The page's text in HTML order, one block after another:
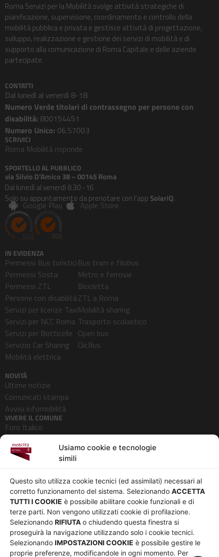
Usiamo cookie e tecnologie
simili
Questo sito utilizza cookie tecnici (ed assimilati) necessari al
corretto funzionamento del sistema. Selezionando ACCETTA
TUTTI I COOKIE è possibile abilitare cookie funzionali e di
terze parti. Non vengono utilizzati cookie di profilazione.
Selezionando RIFIUTA o chiudendo questa finestra si
proseguirà la navigazione utilizzando solo i cookie tecnici.
Selezionando IMPOSTAZIONI COOKIE è possibile gestire le
proprie preferenze, modificandole in ogni momento. Per
Roma Servizi per la Mobilità svolge attività strategiche di
pianificazione, supervisione, coordinamento e controllo della
mobilità pubblica e privata e gestisce attività di progettazione,
sviluppo, realizzazione e gestione dei servizi di mobilità e di
supporto alla comunicazione di Roma Capitale e delle aziende
partecipate.
CONTATTI
Dal lunedì al venerdì 8-18
Numero Verde titolari di contrassegno per persone con
disabilità: 800154451
Numero Unico: 06.57003
SCRIVICI
Roma Mobilità risponde
SPORTELLO AL PUBBLICO
via Silvio D’Amico 38 – 00145 Roma
Dal lunedì al venerdì 8.30 -16
Solo su appuntamento da prenotare con l’app SolariQ.
Google Play Apple Store
IN EVIDENZA
Permessi Bus turistici
Permessi Sosta
Permessi ZTL
Persone con disabilità
Servizi per licenze Taxi
Servizi per NCC Roma
Servizi per Botticelle
Servizio Car Sharing
Mobilità elettrica
Bus tram e filobus
Metro e ferrovie
Bicicletta
ZTL a Roma
Mobilità sharing
Trasporto scolastico
Open bus
ClicBus
NOVITÀ
Ultime notizie
Comunicati stampa
Avvisi infomobilità
VIVERE IL COMUNE
Foro Italico
Pedonalizzazioni
Aeroporti
Chi siamo
Governance
Whistleblowing
Co-Marketing
Social media policy
Informativa Cookie
Informativa Sito web e
Privacy
Parità di genere
Amministrazione
trasparente
Bandi e gare
Note legali